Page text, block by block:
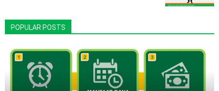
POPULAR POSTS